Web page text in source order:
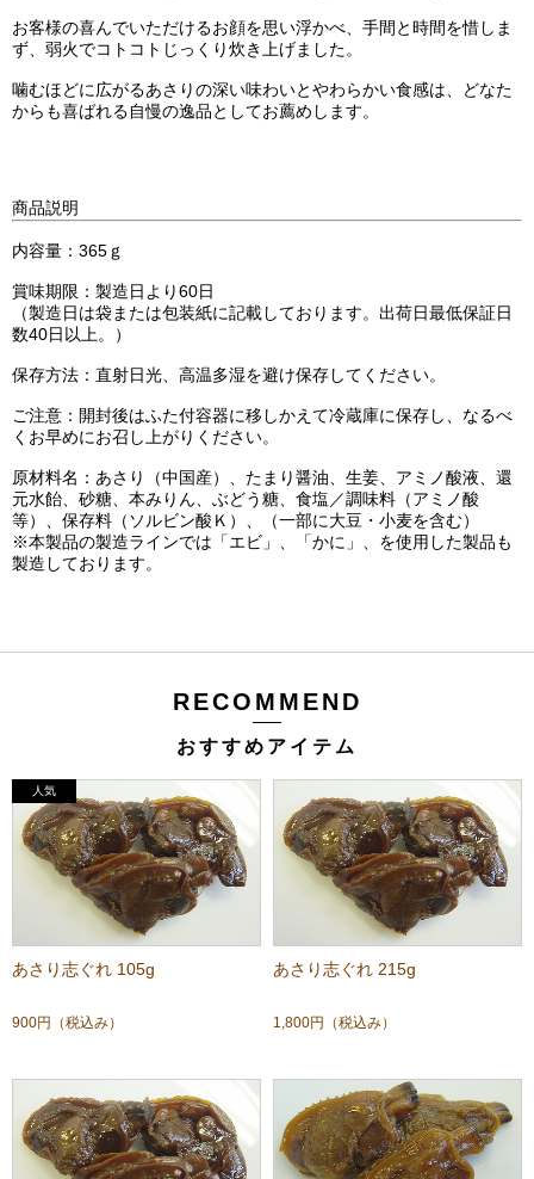
お客様の喜んでいただけるお顔を思い浮かべ、手間と時間を惜しま
ず、弱火でコトコトじっくり炊き上げました。
噛むほどに広がるあさりの深い味わいとやわらかい食感は、どなた
からも喜ばれる自慢の逸品としてお薦めします。
商品説明
内容量：365ｇ
賞味期限：製造日より60日
（製造日は袋または包装紙に記載しております。出荷日最低保証日
数40日以上。）
保存方法：直射日光、高温多湿を避け保存してください。
ご注意：開封後はふた付容器に移しかえて冷蔵庫に保存し、なるべ
くお早めにお召し上がりください。
原材料名：あさり（中国産）、たまり醤油、生姜、アミノ酸液、還
元水飴、砂糖、本みりん、ぶどう糖、食塩／調味料（アミノ酸
等）、保存料（ソルビン酸Ｋ）、（一部に大豆・小麦を含む）
※本製品の製造ラインでは「エビ」、「かに」、を使用した製品も
製造しております。
RECOMMEND
おすすめアイテム
あさり志ぐれ 105g
900円 （税込み）
あさり志ぐれ 215g
1,800円 （税込み）